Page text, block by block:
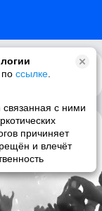
ссылке
связанная с ними
причиняет
и влечёт